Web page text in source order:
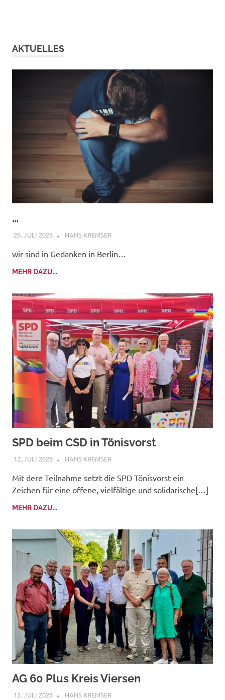
AKTUELLES
…
26. JULI 2026 HANS KREMSER
wir sind in Gedanken in Berlin…
MEHR DAZU...
SPD beim CSD in Tönisvorst
12. JULI 2026 HANS KREMSER
Mit dere Teilnahme setzt die SPD Tönisvorst ein
Zeichen für eine offene, vielfältige und solidarische[…]
MEHR DAZU...
AG 60 Plus Kreis Viersen
12. JULI 2026 HANS KREMSER